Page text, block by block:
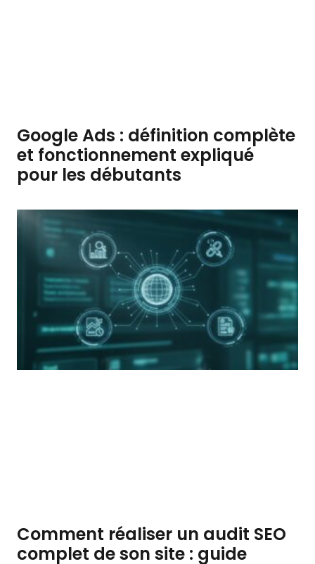
Google Ads : définition complète
et fonctionnement expliqué
pour les débutants
Comment réaliser un audit SEO
complet de son site : guide